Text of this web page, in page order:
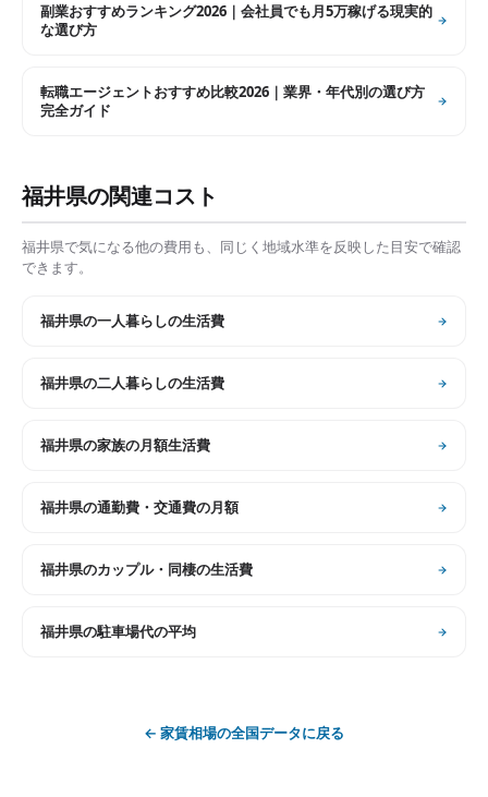
副業おすすめランキング2026｜会社員でも月5万稼げる現実的
な選び方
転職エージェントおすすめ比較2026｜業界・年代別の選び方
完全ガイド
福井県の関連コスト
福井県で気になる他の費用も、同じく地域水準を反映した目安で確認
できます。
福井県の一人暮らしの生活費
福井県の二人暮らしの生活費
福井県の家族の月額生活費
福井県の通勤費・交通費の月額
福井県のカップル・同棲の生活費
福井県の駐車場代の平均
← 家賃相場の全国データに戻る